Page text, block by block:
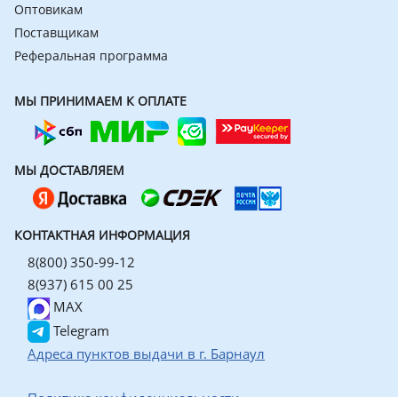
Оптовикам
Поставщикам
Реферальная программа
МЫ ПРИНИМАЕМ К ОПЛАТЕ
МЫ ДОСТАВЛЯЕМ
КОНТАКТНАЯ ИНФОРМАЦИЯ
8(800) 350-99-12
8(937) 615 00 25
MAX
Telegram
Адреса пунктов выдачи в г. Барнаул